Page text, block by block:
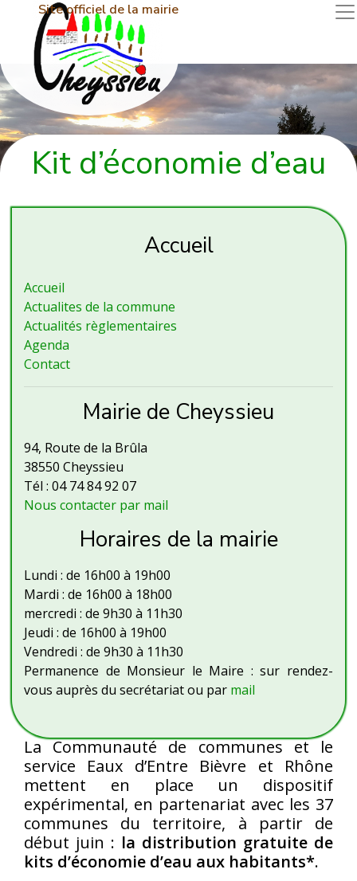
Site officiel de la mairie
Kit d’économie d’eau
Accueil
Accueil
Actualites de la commune
Actualités règlementaires
Agenda
Contact
Mairie de Cheyssieu
94, Route de la Brûla
38550 Cheyssieu
Tél : 04 74 84 92 07
Nous contacter par mail
Horaires de la mairie
Lundi : de 16h00 à 19h00
Mardi : de 16h00 à 18h00
mercredi : de 9h30 à 11h30
Jeudi : de 16h00 à 19h00
Vendredi : de 9h30 à 11h30
Permanence de Monsieur le Maire : sur rendez-
vous auprès du secrétariat ou par mail
La Communauté de communes et le
service Eaux d’Entre Bièvre et Rhône
mettent en place un dispositif
expérimental, en partenariat avec les 37
communes du territoire, à partir de
début juin : la distribution gratuite de
kits d’économie d’eau aux habitants*.